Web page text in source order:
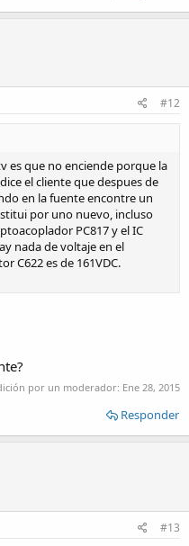
#12
es que no enciende porque la
el cliente que despues de
en la fuente encontre un
por uno nuevo, incluso
PC817 y el IC
nada de voltaje en el
C622 es de 161VDC.
por un moderador: Ene 28, 2015
Responder
#13